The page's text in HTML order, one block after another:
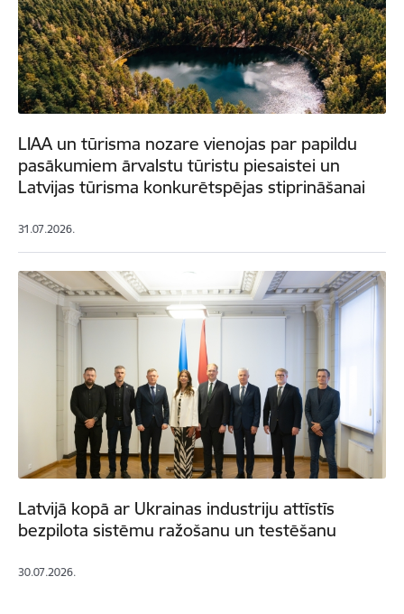
LIAA un tūrisma nozare vienojas par papildu
pasākumiem ārvalstu tūristu piesaistei un
Latvijas tūrisma konkurētspējas stiprināšanai
31.07.2026.
Latvijā kopā ar Ukrainas industriju attīstīs
bezpilota sistēmu ražošanu un testēšanu
30.07.2026.